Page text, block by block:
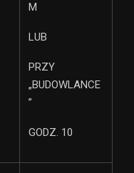
M
LUB
PRZY
„BUDOWLANCE
”
GODZ. 10